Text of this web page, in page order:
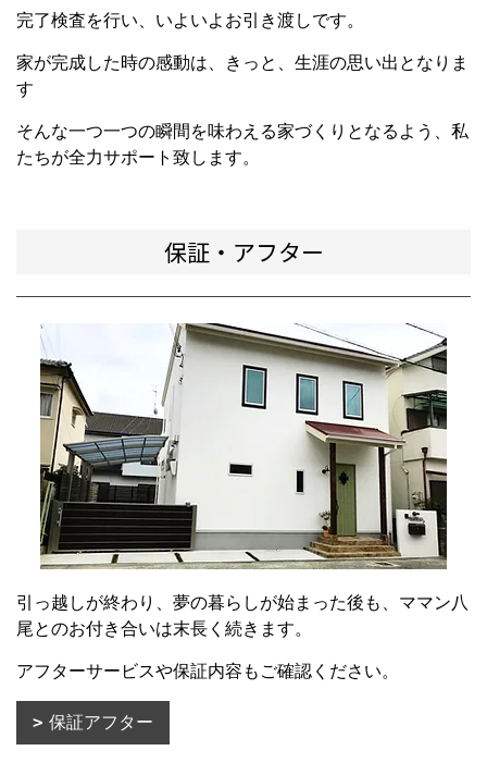
完了検査を行い、いよいよお引き渡しです。
家が完成した時の感動は、きっと、生涯の思い出となりま
す
そんな一つ一つの瞬間を味わえる家づくりとなるよう、私
たちが全力サポート致します。
保証・アフター
引っ越しが終わり、夢の暮らしが始まった後も、ママン八
尾とのお付き合いは末長く続きます。
アフターサービスや保証内容もご確認ください。
保証アフター